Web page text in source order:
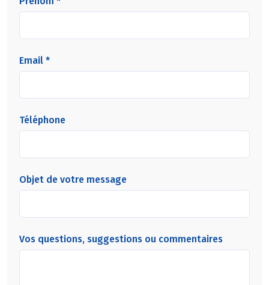
Email *
Téléphone
Objet de votre message
Vos questions, suggestions ou commentaires